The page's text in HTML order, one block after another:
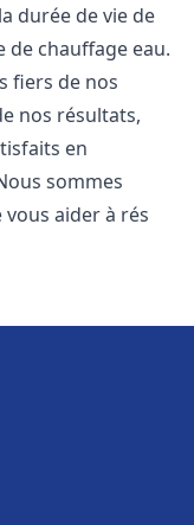
durée de vie de
de chauffage eau.
fiers de nos
nos résultats,
en
sommes
aider à rés